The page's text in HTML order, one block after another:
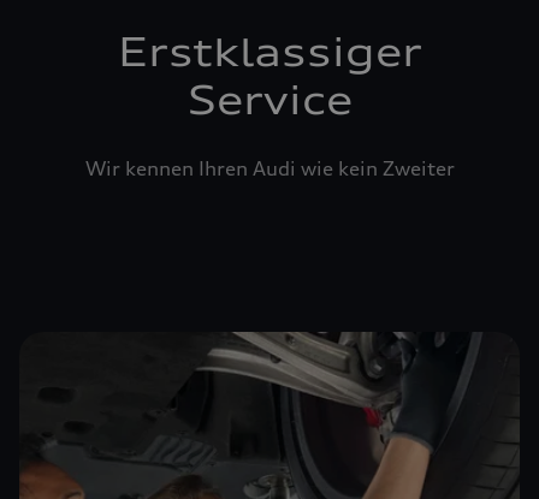
Erstklassiger
Service
Wir kennen Ihren Audi wie kein Zweiter